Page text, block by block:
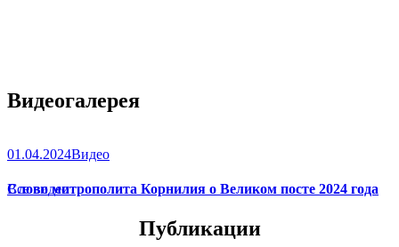
Видеогалерея
01.04.2024Видео
Слово митрополита Корнилия о Великом посте 2024 года
Все видео
Публикации